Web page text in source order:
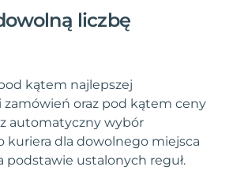
liczbę
kątem najlepszej
zamówień oraz pod kątem ceny
automatyczny wybór
kuriera dla dowolnego miejsca
podstawie ustalonych reguł.